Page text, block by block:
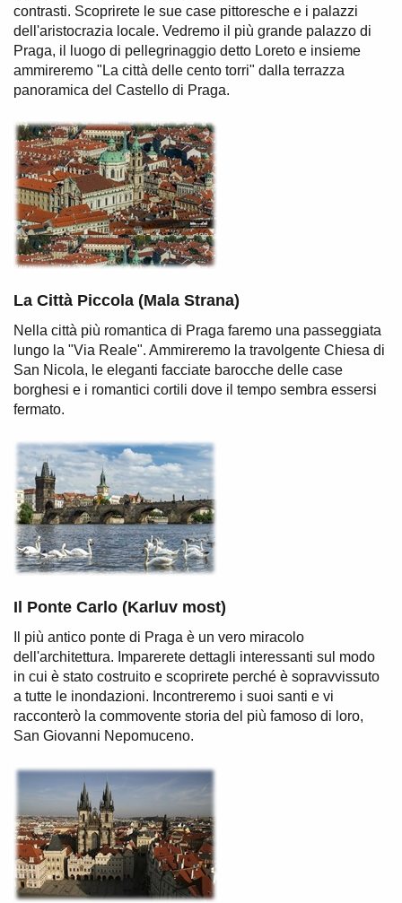
contrasti. Scoprirete le sue case pittoresche e i palazzi
dell'aristocrazia locale. Vedremo il più grande palazzo di
Praga, il luogo di pellegrinaggio detto Loreto e insieme
ammireremo "La città delle cento torri" dalla terrazza
panoramica del Castello di Praga.
La Città Piccola (Mala Strana)
Nella città più romantica di Praga faremo una passeggiata
lungo la "Via Reale". Ammireremo la travolgente Chiesa di
San Nicola, le eleganti facciate barocche delle case
borghesi e i romantici cortili dove il tempo sembra essersi
fermato.
Il Ponte Carlo (Karluv most)
Il più antico ponte di Praga è un vero miracolo
dell'architettura. Imparerete dettagli interessanti sul modo
in cui è stato costruito e scoprirete perché è sopravvissuto
a tutte le inondazioni. Incontreremo i suoi santi e vi
racconterò la commovente storia del più famoso di loro,
San Giovanni Nepomuceno.